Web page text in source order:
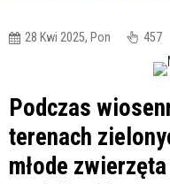
28 Kwi 2025, Pon 457
Podczas
terenach
młode